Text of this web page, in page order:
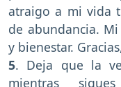
atraigo a mi vida
de abundancia.
y bienestar.
5. Deja que la
mientras